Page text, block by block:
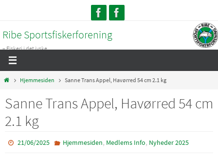
content
Ribe Sportsfiskerforening
– Fiskeri i det jyske...
HomeHjemmesiden Sanne Trans Appel, Havørred 54 cm 2.1 kg
Sanne Trans Appel, Havørred 54 cm
2.1 kg
21/06/2025 Hjemmesiden, Medlems Info, Nyheder 2025